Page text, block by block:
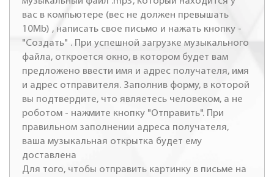
вас в компьютере (вес не должен превышать
10Mb) , написать свое письмо и нажать кнопку -
"Создать" . При успешной загрузке музыкального
файла, откроется окно, в котором будет вам
предложено ввести имя и адрес получателя, имя
и адрес отправителя. Заполнив форму, в которой
вы подтвердите, что являетесь человеком, а не
роботом - нажмите кнопку "Отправить". При
правильном заполнении адреса получателя,
ваша музыкальная открытка будет ему
доставлена
Для того, чтобы отправить картинку в письме на